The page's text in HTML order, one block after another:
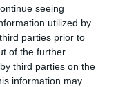
seeing
utilized by
parties prior to
of the further
third parties on the
information may
preferida
noticias de